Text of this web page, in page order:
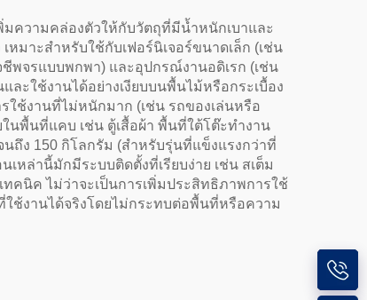
มความคล่องตัวให้กับวัตถุที่มีน้ำหนักเบาและ
มาะสำหรับใช้กับเฟอร์นิเจอร์ขนาดเล็ก (เช่น
พจรแบบพกพา) และอุปกรณ์งานอดิเรก (เช่น
ะใช้งานได้อย่างเงียบบนพื้นไม้หรือกระเบื้อง
ช้งานที่ไม่หนักมาก (เช่น รถของเล่นหรือ
นพื้นที่แคบ เช่น ตู้เสื้อผ้า พื้นที่ใต้โต๊ะทำงาน
ถึง 150 กิโลกรัม (สำหรับรุ่นที่แข็งแรงกว่าที่
หล่านี้มักมีระบบติดตั้งที่เรียบง่าย เช่น สเต็ม
คนิค ไม่ว่าจะเป็นการเพิ่มประสิทธิภาพการใช้
ช้งานได้จริงโดยไม่กระทบต่อพื้นที่หรือความ